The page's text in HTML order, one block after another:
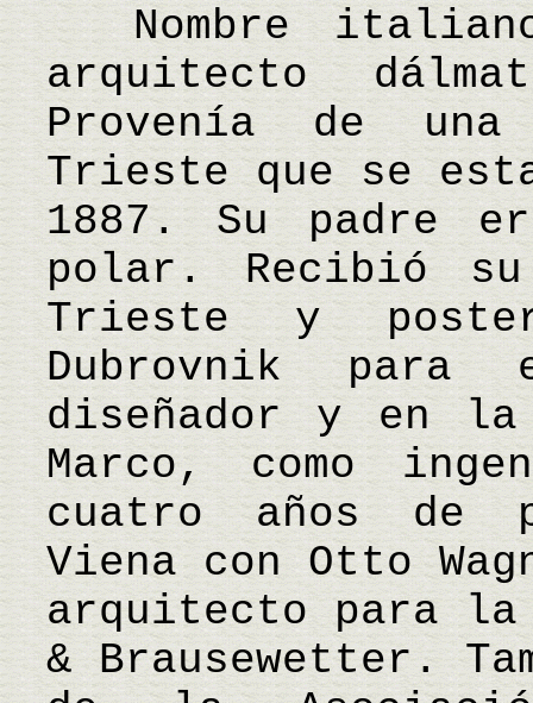
Nombre
arquitecto
Provenía de
Trieste que se
1887. Su padre
polar. Recibió su
Trieste y
Dubrovnik para
diseñador y en la
Marco, como
cuatro años de
Viena con Otto
arquitecto para la
& Brausewetter.